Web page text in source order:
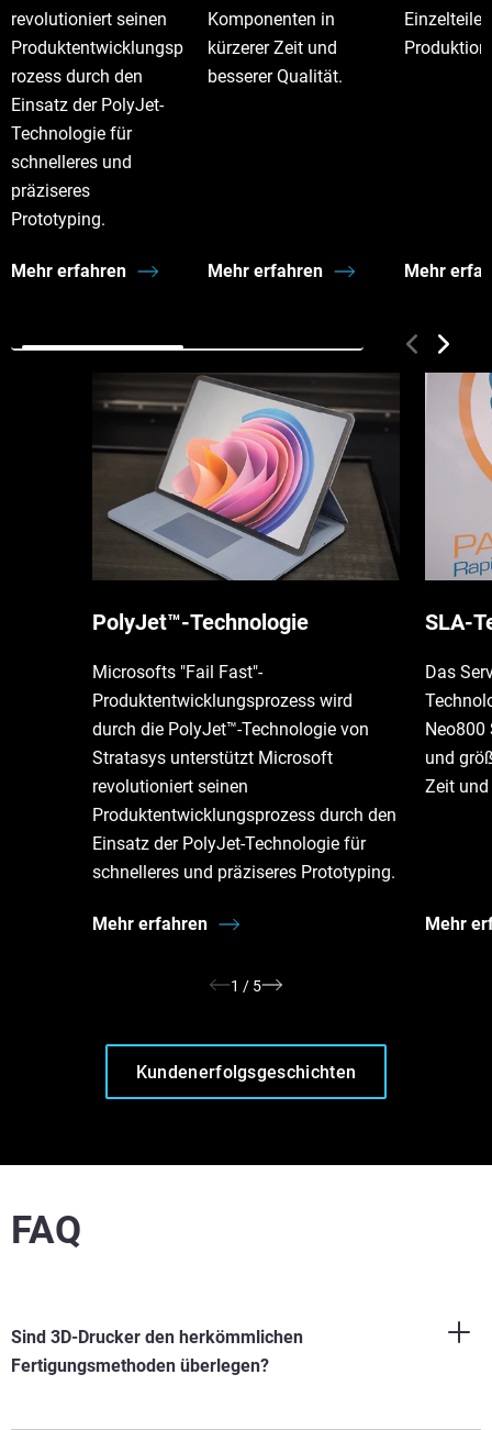
revolutioniert seinen
Produktentwicklungsp
rozess durch den
Einsatz der PolyJet-
Technologie für
schnelleres und
präziseres
Prototyping.
Mehr erfahren
Komponenten in
kürzerer Zeit und
besserer Qualität.
Mehr erfahren Mehr
PolyJet™-Technologie
Microsofts "Fail Fast"-
Produktentwicklungsprozess wird
durch die PolyJet™-Technologie von
Stratasys unterstützt Microsoft
revolutioniert seinen
Produktentwicklungsprozess durch den
Einsatz der PolyJet-Technologie für
schnelleres und präziseres Prototyping.
Mehr erfahren
SLA-
Das
Neo800
und
Zeit und
Mehr
1 / 5
Kundenerfolgsgeschichten
FAQ
Sind 3D-Drucker den herkömmlichen
Fertigungsmethoden überlegen?